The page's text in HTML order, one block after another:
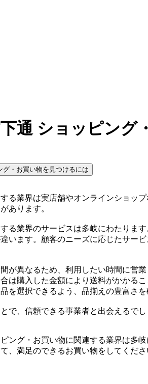
通 ショッピング
グ・お買い物を見つけるには
る業界は実店舗やオンラインショッ
あります。
る業界のサービスは多岐にわたりま
います。顧客のニーズに応じたサービ
が異なるため、利用したい時間に営
は購入した金額により送料がかかる
を選択できるよう、品揃えの豊富さを
で、信頼できる事業者と出会えるでし
ング・お買い物に関連する業界は多
、満足のできるお買い物をしてくださ